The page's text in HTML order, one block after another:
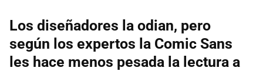
Los diseñadores la odian, pero
según los expertos la Comic Sans
les hace menos pesada la lectura a